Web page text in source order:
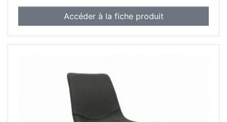
Accéder à la fiche produit